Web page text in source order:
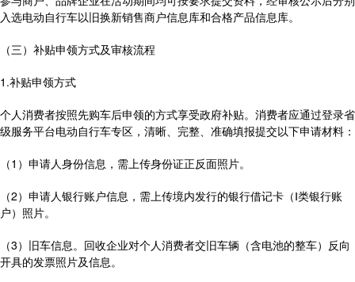
入选电动自行车以旧换新销售商户信息库和合格产品信息库。
（三）补贴申领方式及审核流程
1.补贴申领方式
个人消费者按照先购车后申领的方式享受政府补贴。消费者应通过登录省
级服务平台电动自行车专区，清晰、完整、准确填报提交以下申请材料：
（1）申请人身份信息，需上传身份证正反面照片。
（2）申请人银行账户信息，需上传境内发行的银行借记卡（Ⅰ类银行账
户）照片。
（3）旧车信息。回收企业对个人消费者交旧车辆（含电池的整车）反向
开具的发票照片及信息。